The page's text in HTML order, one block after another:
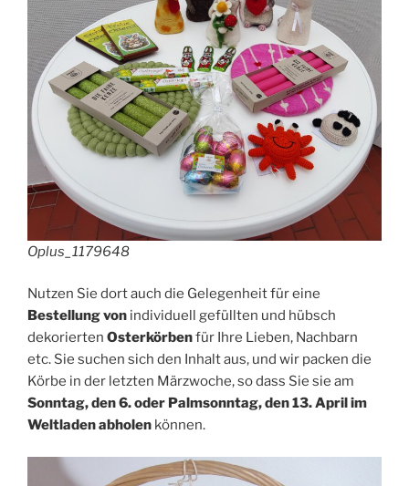
Oplus_1179648
Nutzen Sie dort auch die Gelegenheit für eine
Bestellungvon individuell gefüllten und hübsch
dekorierten Osterkörbenfür Ihre Lieben, Nachbarn
etc. Sie suchen sich den Inhalt aus, und wir packen die
Körbe in der letzten Märzwoche, so dass Sie sie am
Sonntag, den 6. oder Palmsonntag, den 13. April im
Weltladen abholen können.